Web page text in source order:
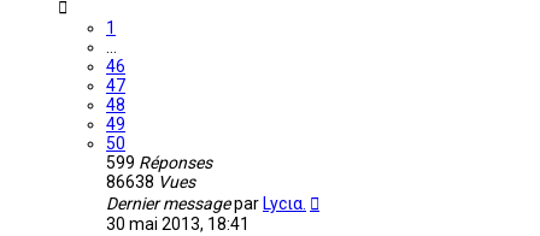
1
46
47
48
49
50
599 Réponses
86638 Vues
Dernier messagepar Lycια.
30 mai 2013, 18:41